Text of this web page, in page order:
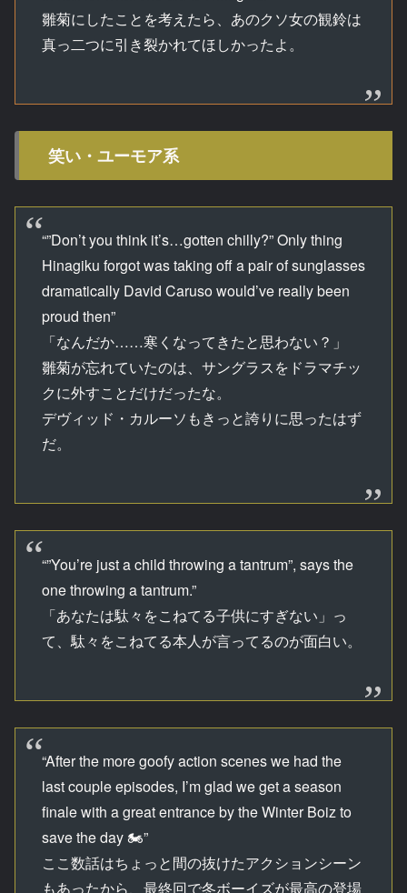
雛菊にしたことを考えたら、あのクソ女の観鈴は
真っ二つに引き裂かれてほしかったよ。
笑い・ユーモア系
“”Don’t you think it’s…gotten chilly?” Only thing
Hinagiku forgot was taking off a pair of sunglasses
dramatically David Caruso would’ve really been
proud then”
「なんだか……寒くなってきたと思わない？」
雛菊が忘れていたのは、サングラスをドラマチッ
クに外すことだけだったな。
デヴィッド・カルーソもきっと誇りに思ったはず
だ。
“”You’re just a child throwing a tantrum”, says the
one throwing a tantrum.”
「あなたは駄々をこねてる子供にすぎない」っ
て、駄々をこねてる本人が言ってるのが面白い。
“After the more goofy action scenes we had the
last couple episodes, I’m glad we get a season
finale with a great entrance by the Winter Boiz to
save the day 🏍”
ここ数話はちょっと間の抜けたアクションシーン
もあったから、最終回で冬ボーイズが最高の登場